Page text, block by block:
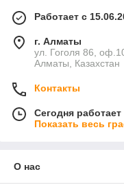
Работает с
г. Алматы
ул. Гоголя 86,
Алматы, Казахстан
Контакты
Сегодня
Показать весь
О нас